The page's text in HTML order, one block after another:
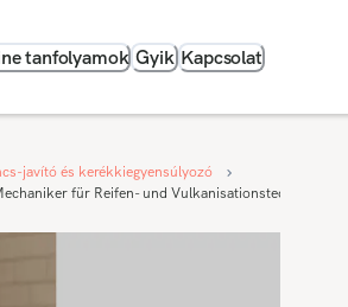
tanfolyamok Gyik Kapcsolat
javító és kerékkiegyensúlyozó
für Reifen- und Vulkanisationstechnik - Győr